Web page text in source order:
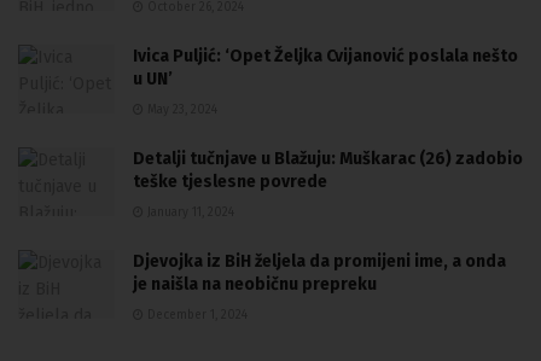
Ivica Puljić: ‘Opet Željka Cvijanović poslala nešto
u UN’
Detalji tučnjave u Blažuju: Muškarac (26) zadobio
teške tjeslesne povrede
Djevojka iz BiH željela da promijeni ime, a onda
je naišla na neobičnu prepreku